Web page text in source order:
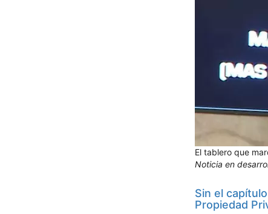
El tablero que
Noticia en
Sin el
Propiedad